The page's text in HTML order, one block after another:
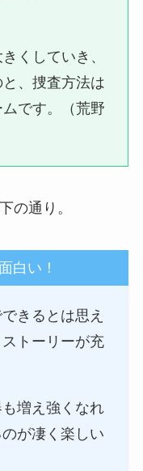
くしていき、
、捜査方法は
です。（荒野
の通り。
白い！
きるとは思え
トーリーが充
増え強くなれ
が凄く楽しい